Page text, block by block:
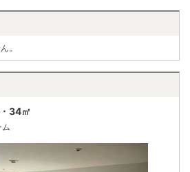
。
34㎡